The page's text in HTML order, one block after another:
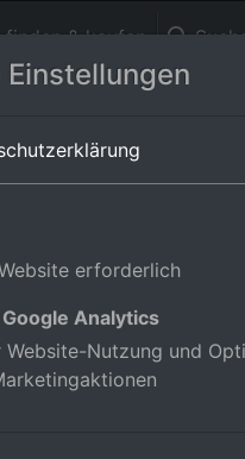
& kaufen
erforderlich
Analytics
Website-Nutzung und